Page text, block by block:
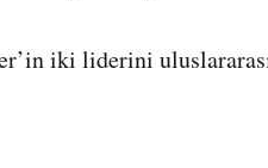
iki liderini